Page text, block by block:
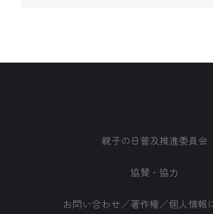
親子の日普及推進委員会
協賛・協力
お問い合わせ／著作権／個人情報